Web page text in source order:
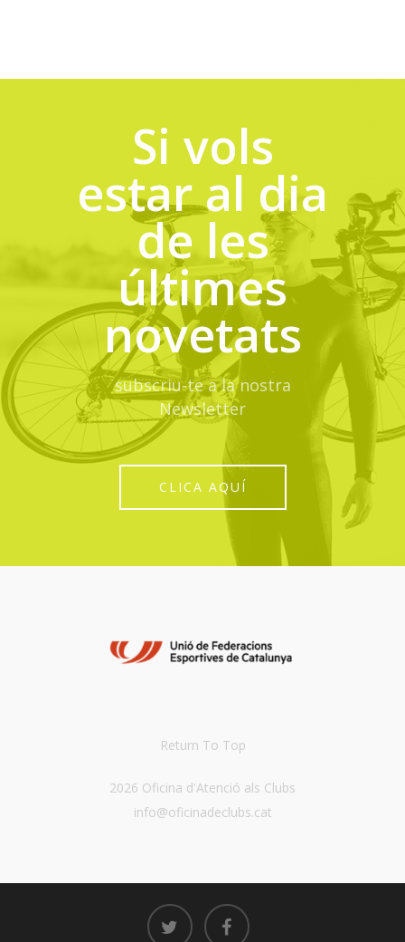
Si vols
estar al dia
de les
últimes
novetats
subscriu-te a la nostra
Newsletter
CLICA AQUÍ
Return To Top
2026 Oficina d'Atenció als Clubs
info@oficinadeclubs.cat